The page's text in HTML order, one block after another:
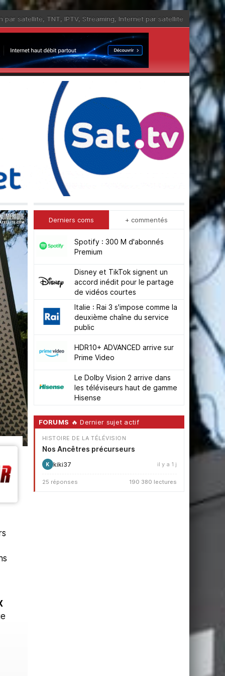
par satellite, TNT, IPTV, Streaming, Internet par satellite
Derniers coms + commentés
Spotify : 300 M d'abonnés
Premium
Disney et TikTok signent un
accord inédit pour le partage
de vidéos courtes
Italie : Rai 3 s'impose comme la
deuxième chaîne du service
public
HDR10+ ADVANCED arrive sur
Prime Video
Le Dolby Vision 2 arrive dans
les téléviseurs haut de gamme
Hisense
FORUMS 🔥 Dernier sujet actif
HISTOIRE DE LA TÉLÉVISION
Nos Ancêtres précurseurs
K kiki37 il y a 1 j
25 réponses 190 380 lectures